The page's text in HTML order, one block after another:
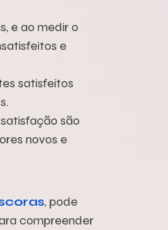
e ao medir o
e
satisfeitos
são
novos e
, pode
compreender